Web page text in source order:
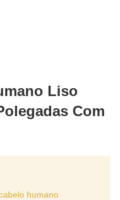
Liso
Com
humano